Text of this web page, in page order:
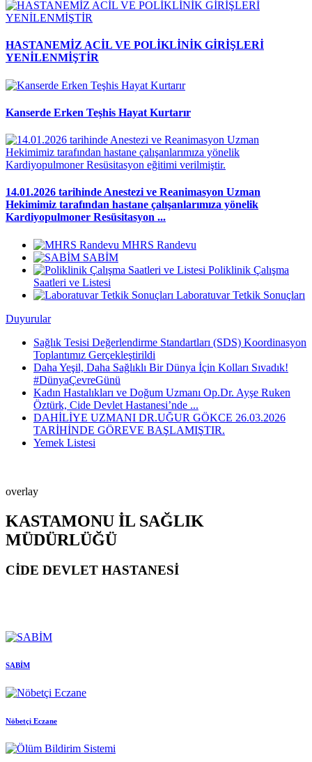
HASTANEMİZ ACİL VE POLİKLİNİK GİRİŞLERİ
YENİLENMİŞTİR
Kanserde Erken Teşhis Hayat Kurtarır
14.01.2026 tarihinde Anestezi ve Reanimasyon Uzman
Hekimimiz tarafından hastane çalışanlarımıza yönelik
Kardiyopulmoner Resüsitasyon ...
MHRS Randevu
SABİM
Poliklinik Çalışma
Saatleri ve Listesi
Laboratuvar Tetkik Sonuçları
Duyurular
Sağlık Tesisi Değerlendirme Standartları (SDS) Koordinasyon
Toplantımız Gerçekleştirildi
Daha Yeşil, Daha Sağlıklı Bir Dünya İçin Kolları Sıvadık!
#DünyaÇevreGünü
Kadın Hastalıkları ve Doğum Uzmanı Op.Dr. Ayşe Ruken
Öztürk, Cide Devlet Hastanesi’nde ...
DAHİLİYE UZMANI DR.UĞUR GÖKCE 26.03.2026
TARİHİNDE GÖREVE BAŞLAMIŞTIR.
Yemek Listesi
overlay
KASTAMONU İL SAĞLIK
MÜDÜRLÜĞÜ
CİDE DEVLET HASTANESİ
SABİM
Nöbetçi Eczane